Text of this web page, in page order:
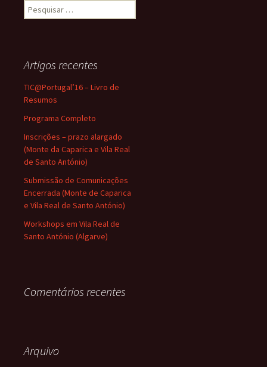
Pesquisar
por:
Artigos recentes
TIC@Portugal’16 – Livro de
Resumos
Programa Completo
Inscrições – prazo alargado
(Monte da Caparica e Vila Real
de Santo António)
Submissão de Comunicações
Encerrada (Monte de Caparica
e Vila Real de Santo António)
Workshops em Vila Real de
Santo António (Algarve)
Comentários recentes
Arquivo